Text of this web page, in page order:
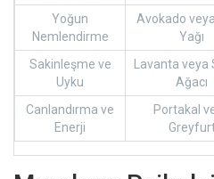
Yoğun
Nemlendirme
Avokado
Yağı
Sakinleşme ve
Uyku
Lavanta veya
Ağacı
Canlandırma ve
Enerji
Portakal